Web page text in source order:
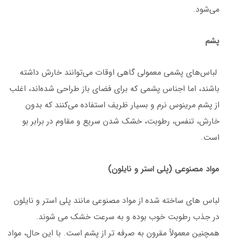
می‌شود.
پشم
لباس‌های پشمی معمولی گاهی اوقات می‌توانند خارش داشته
باشند، اما اجناس پشمی که برای فضای باز طراحی شده‌اند، اغلب
از پشم مرینوس نرم و بسیار ظریف استفاده می‌کنند که بدون
خارش، تنفس، رطوبت، خشک شدن سریع و مقاوم در برابر بو
است.
مواد مصنوعی (پلی استر و نایلون)
لباس های ساخته شده از مواد مصنوعی مانند پلی استر و نایلون
در جذب رطوبت خوب بوده و به سرعت خشک می شوند.
همچنین معمولاً مقرون به صرفه تر از پشم است. با این حال، مواد